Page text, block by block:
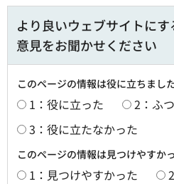
より良いウェブサイトに
意見をお聞かせください
このページの情報は役に立ちまし
1：役に立った
2：ふ
3：役に立たなかった
このページの情報は見つけやすか
1：見つけやすかった